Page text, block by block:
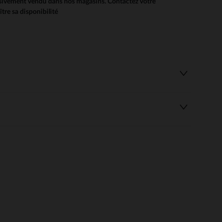
sa disponibilité